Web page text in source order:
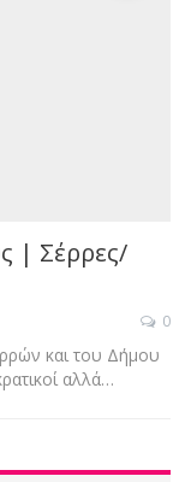
| Σέρρες/
0
και του Δήμου
αλλά…